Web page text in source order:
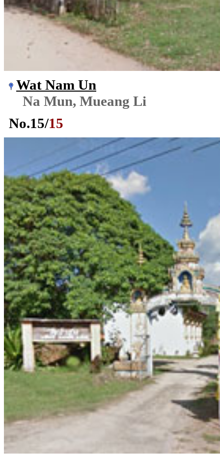
Wat Nam Un
Na Mun, Mueang Li
No.15/15